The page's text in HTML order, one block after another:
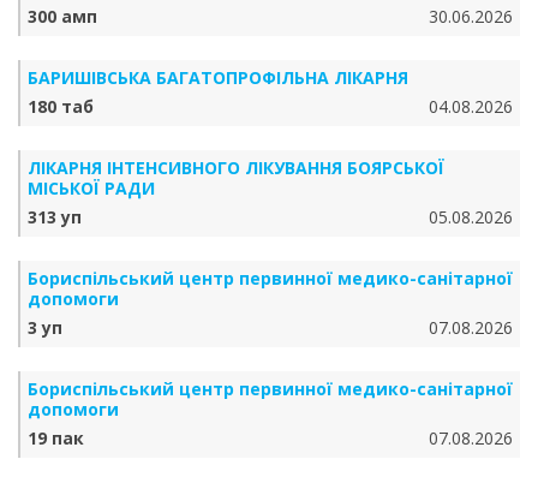
300 амп
30.06.2026
БАРИШІВСЬКА БАГАТОПРОФІЛЬНА ЛІКАРНЯ
180 таб
04.08.2026
ЛІКАРНЯ ІНТЕНСИВНОГО ЛІКУВАННЯ БОЯРСЬКОЇ
МІСЬКОЇ РАДИ
313 уп
05.08.2026
Бориспільський центр первинної медико-санітарної
допомоги
3 уп
07.08.2026
Бориспільський центр первинної медико-санітарної
допомоги
19 пак
07.08.2026